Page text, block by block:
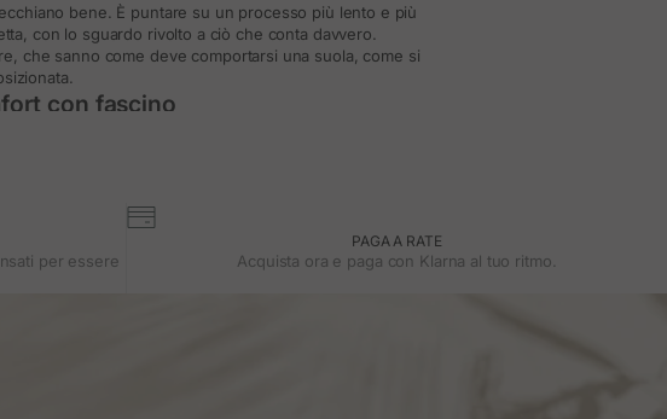
bene. È puntare su un processo più lento e più
con lo sguardo rivolto a ciò che conta davvero.
che sanno come deve comportarsi una suola, come si
con fascino
che non ha bisogno di artifici. Progettate per l'uso
e comfort
slanciare senza rinunciare al comfort. Con altezze
movimento.
senza perdere stabilità. Ogni paio è pensato per durare,
per essere
PAGA A RATE
Acquista ora e paga con Klarna al tuo ritmo.